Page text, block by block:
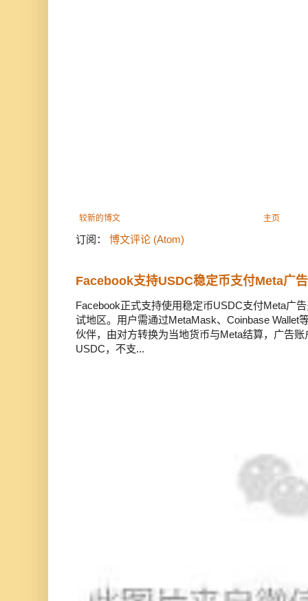
较新的博文 主页
订阅： 博文评论 (Atom)
Facebook支持USDC稳定币支付Meta广
Facebook正式支持使用稳定币USDC支付Meta广
试地区。用户需通过MetaMask、Coinbase Wallet
伙伴，由对方转换为当地货币与Meta结算，广告
USDC，不支...